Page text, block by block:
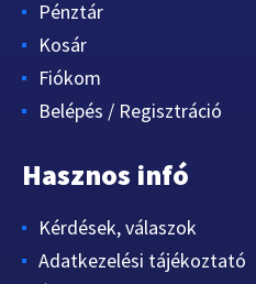
Pénztár
Kosár
Fiókom
Belépés / Regisztráció
Hasznos infó
Kérdések, válaszok
Adatkezelési tájékoztató